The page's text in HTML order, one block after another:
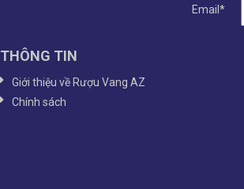
Email*
THÔNG TIN
Giới thiệu về Rượu Vang AZ
Chính sách